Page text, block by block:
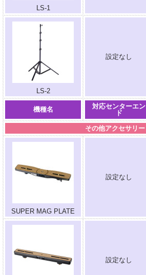
LS-1
LS-2
設定なし
機種名
対応センターエン
ド
その他アクセサリー
SUPER MAG PLATE
設定なし
設定なし